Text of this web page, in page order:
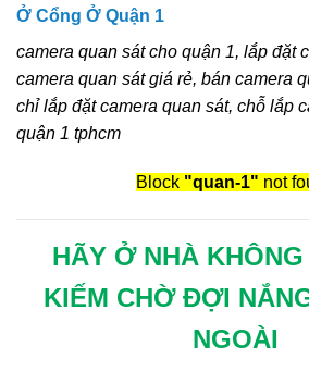
Ở Cổng Ở Quận 1
camera quan sát cho quận 1, lắp đặt
camera quan sát giá rẻ, bán camera
chỉ lắp đặt camera quan sát, chỗ lắp
quận 1 tphcm
Block "quan-1" not
HÃY Ở NHÀ
KIẾM CHỜ ĐỢI
NGOÀI